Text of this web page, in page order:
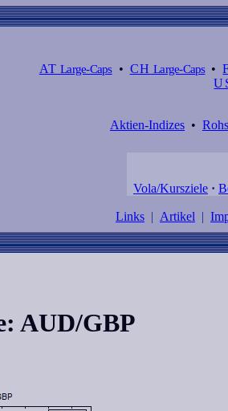
AT Large-Caps• CH Large-Caps•
Aktien-Indizes •
Vola/Kursziele ·
Links | Artikel |
AUD/GBP